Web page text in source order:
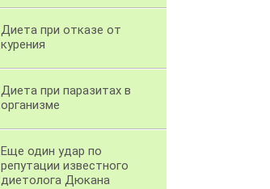
Диета при отказе от
курения
Диета при паразитах в
организме
Еще один удар по
репутации известного
диетолога Дюкана